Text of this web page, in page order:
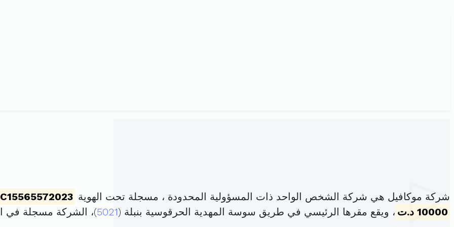
شركة موكافيل هي شركة الشخص الواحد ذات المسؤولية المحدودة ، مسجلة تحت الهوية C15565572023
10000 د.ت
، ويقع مقرها الرئيسي في طريق سوسة المهدية الحرقوسية بنبلة (5021)، الشركة مسجلة في